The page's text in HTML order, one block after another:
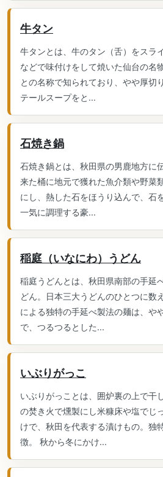
牛タン
牛タンとは、牛のタン（舌）をスラ
などで味付けをして焼いた仙台の名
との名称で知られており、やや厚切
テールスープをと...
石焼き鍋
石焼き鍋とは、秋田県の男鹿地方に
来た桶に地元で獲れた魚介類や野菜
にし、熱した石をほうり込んで、石
一気に調理する豪...
稲庭（いなにわ）うどん
稲庭うどんとは、秋田県南部の手延
どん。日本三大うどんのひとつに数
による独特の手延べ製法の麺は、や
で、つるつるとした...
いぶりがっこ
いぶりがっことは、囲炉裏の上で干
の焚き火で燻製にし米糠床や塩でじ
けで、秋田を代表する漬けもの。独
徴。 秋から冬にかけ...